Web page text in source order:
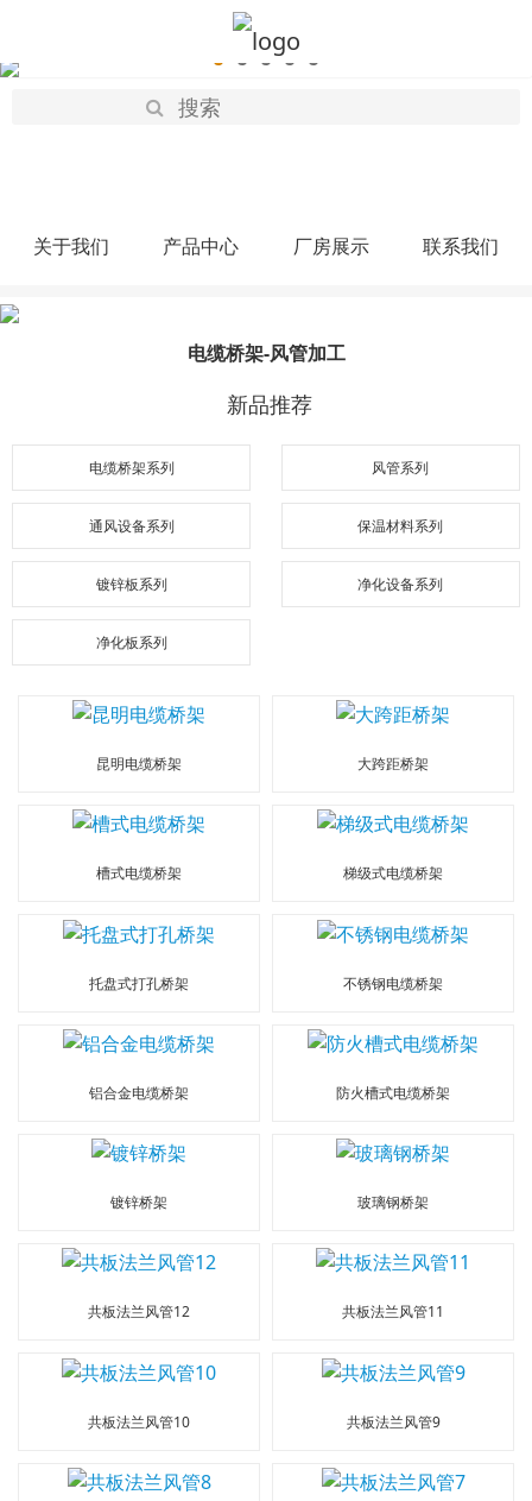
关于我们 产品中心 厂房展示 联系我们
电缆桥架-风管加工
新品推荐
电缆桥架系列 风管系列
通风设备系列 保温材料系列
镀锌板系列 净化设备系列
净化板系列
昆明电缆桥架 大跨距桥架
槽式电缆桥架 梯级式电缆桥架
托盘式打孔桥架 不锈钢电缆桥架
铝合金电缆桥架 防火槽式电缆桥架
镀锌桥架 玻璃钢桥架
共板法兰风管12 共板法兰风管11
共板法兰风管10 共板法兰风管9